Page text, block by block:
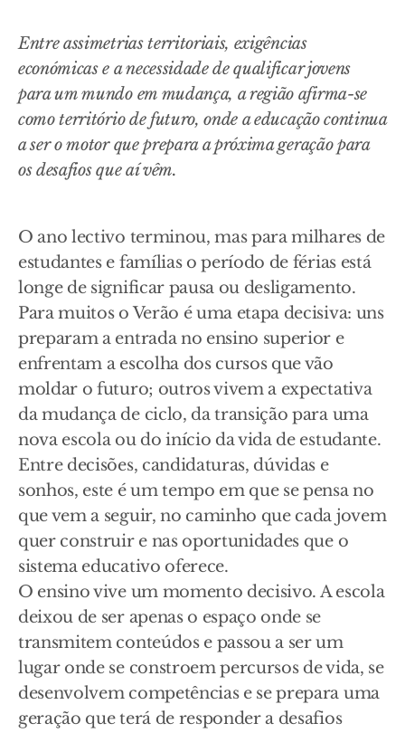
Entre assimetrias territoriais, exigências
económicas e a necessidade de qualificar jovens
para um mundo em mudança, a região afirma-se
como território de futuro, onde a educação continua
a ser o motor que prepara a próxima geração para
os desafios que aí vêm.
O ano lectivo terminou, mas para milhares de
estudantes e famílias o período de férias está
longe de significar pausa ou desligamento.
Para muitos o Verão é uma etapa decisiva: uns
preparam a entrada no ensino superior e
enfrentam a escolha dos cursos que vão
moldar o futuro; outros vivem a expectativa
da mudança de ciclo, da transição para uma
nova escola ou do início da vida de estudante.
Entre decisões, candidaturas, dúvidas e
sonhos, este é um tempo em que se pensa no
que vem a seguir, no caminho que cada jovem
quer construir e nas oportunidades que o
sistema educativo oferece.
O ensino vive um momento decisivo. A escola
deixou de ser apenas o espaço onde se
transmitem conteúdos e passou a ser um
lugar onde se constroem percursos de vida, se
desenvolvem competências e se prepara uma
geração que terá de responder a desafios